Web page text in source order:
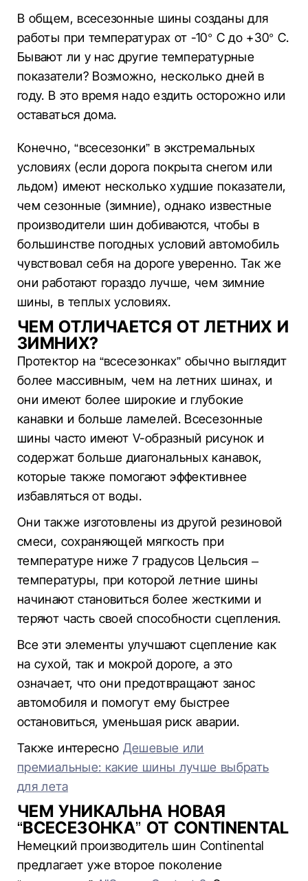
В общем, всесезонные шины созданы для
работы при температурах от -10° C до +30° C.
Бывают ли у нас другие температурные
показатели? Возможно, несколько дней в
году. В это время надо ездить осторожно или
оставаться дома.
Конечно, “всесезонки” в экстремальных
условиях (если дорога покрыта снегом или
льдом) имеют несколько худшие показатели,
чем сезонные (зимние), однако известные
производители шин добиваются, чтобы в
большинстве погодных условий автомобиль
чувствовал себя на дороге уверенно. Так же
они работают гораздо лучше, чем зимние
шины, в теплых условиях.
ЧЕМ ОТЛИЧАЕТСЯ ОТ ЛЕТНИХ И
ЗИМНИХ?
Протектор на “всесезонках” обычно выглядит
более массивным, чем на летних шинах, и
они имеют более широкие и глубокие
канавки и больше ламелей. Всесезонные
шины часто имеют V-образный рисунок и
содержат больше диагональных канавок,
которые также помогают эффективнее
избавляться от воды.
Они также изготовлены из другой резиновой
смеси, сохраняющей мягкость при
температуре ниже 7 градусов Цельсия –
температуры, при которой летние шины
начинают становиться более жесткими и
теряют часть своей способности сцепления.
Все эти элементы улучшают сцепление как
на сухой, так и мокрой дороге, а это
означает, что они предотвращают занос
автомобиля и помогут ему быстрее
остановиться, уменьшая риск аварии.
Также интересно Дешевые или
премиальные: какие шины лучше выбрать
для лета
ЧЕМ УНИКАЛЬНА НОВАЯ
“ВСЕСЕЗОНКА” ОТ CONTINENTAL
Немецкий производитель шин Continental
предлагает уже второе поколение